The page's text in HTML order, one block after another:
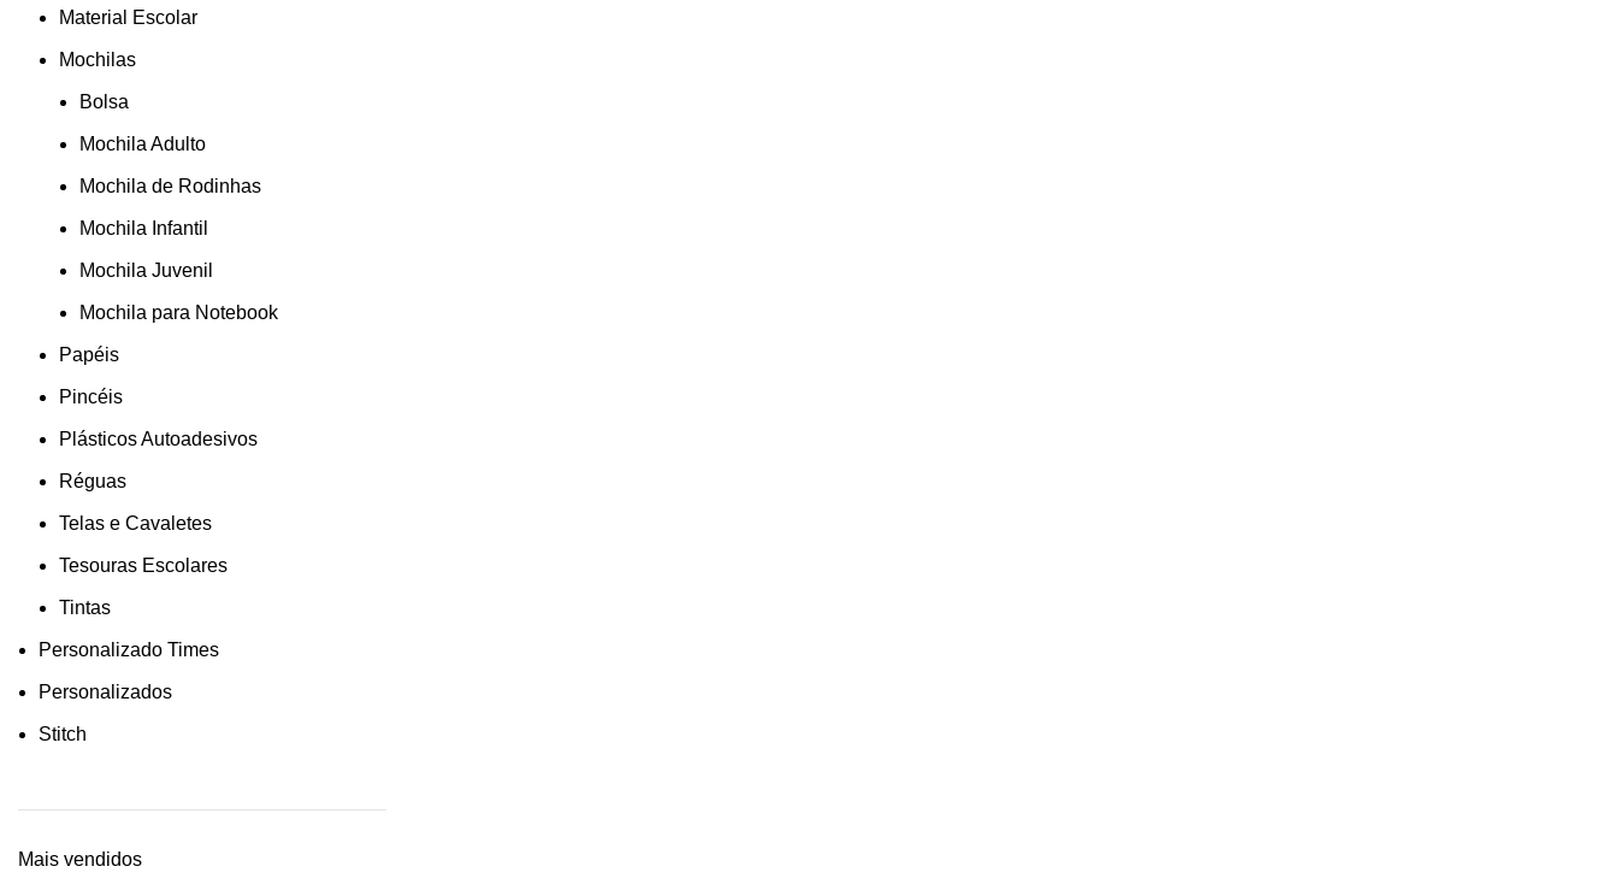
Material Escolar
Mochilas
Bolsa
Mochila Adulto
Mochila de Rodinhas
Mochila Infantil
Mochila Juvenil
Mochila para Notebook
Papéis
Pincéis
Plásticos Autoadesivos
Réguas
Telas e Cavaletes
Tesouras Escolares
Tintas
Personalizado Times
Personalizados
Stitch
Mais vendidos